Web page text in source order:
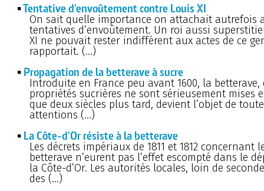
Tentative d'envoûtement contre Louis XI
On sait quelle importance on attachait autrefois
tentatives d’envoûtement. Un roi aussi
XI ne pouvait rester indifférent aux actes de ce
rapportait. (…)
Propagation de la betterave à sucre
Introduite en France peu avant 1600, la
propriétés sucrières ne sont sérieusement mises
que deux siècles plus tard, devient l’objet de
attentions (…)
La Côte-d'Or résiste à la betterave
Les décrets impériaux de 1811 et 1812 concernant
betterave n’eurent pas l’effet escompté dans le
la Côte-d’Or. Les autorités locales, loin de
des (…)